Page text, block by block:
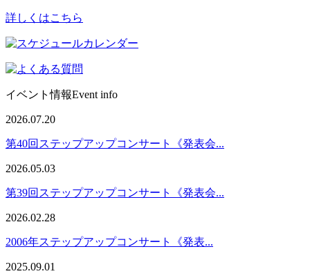
詳しくはこちら
イベント情報Event info
2026.07.20
第40回ステップアップコンサート《発表会...
2026.05.03
第39回ステップアップコンサート《発表会...
2026.02.28
2006年ステップアップコンサート《発表...
2025.09.01